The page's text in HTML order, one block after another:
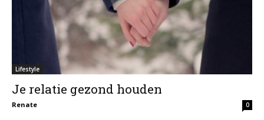
Lifestyle
Je relatie gezond houden
Renate 0